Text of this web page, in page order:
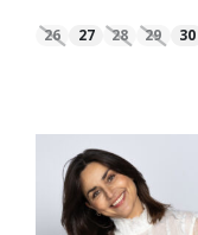
26 27 28 29 30